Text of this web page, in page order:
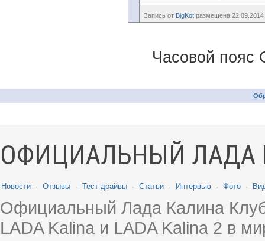
Запись от BigKot размещена 22.09.2014
Часовой пояс
ОФИЦИАЛЬНЫЙ ЛАДА
Новости · Отзывы · Тест-драйвы · Статьи · Интервью · Фото ·
Официальный Лада Калина
LADA Kalina и LADA Kalina 2 в